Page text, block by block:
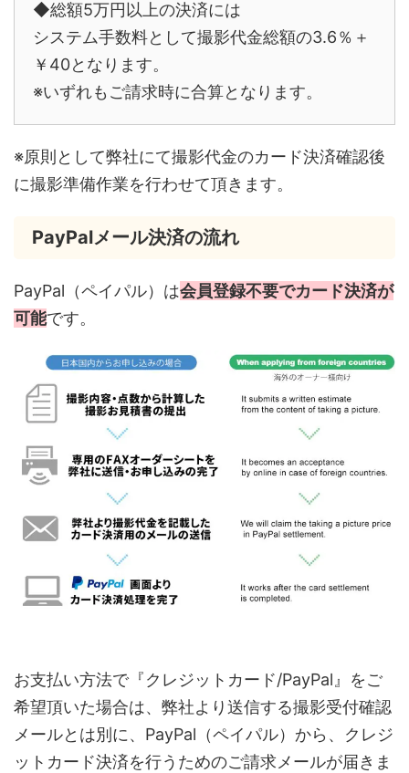
◆総額5万円以上の決済には
システム手数料として撮影代金総額の3.6％＋
￥40となります。
※いずれもご請求時に合算となります。
※原則として弊社にて撮影代金のカード決済確認後
に撮影準備作業を行わせて頂きます。
PayPalメール決済の流れ
PayPal（ペイパル）は会員登録不要でカード決済が
可能です。
お支払い方法で『クレジットカード/PayPal』をご
希望頂いた場合は、弊社より送信する撮影受付確認
メールとは別に、PayPal（ペイパル）から、クレジ
ットカード決済を行うためのご請求メールが届きま